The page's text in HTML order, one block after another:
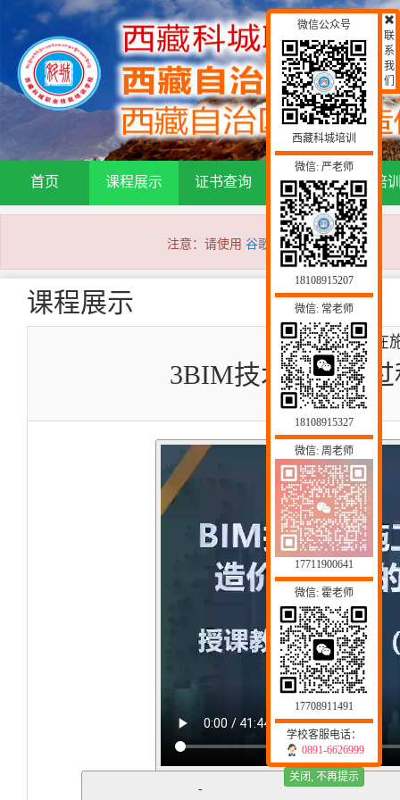
首页 课程展示 证书查询 通知公告 培
注意：请使用 谷歌浏览器访问本网站！
课程展示
BIM技术在
3BIM技术在施工
-
微信公众号
西藏科城培训
微信: 严老师
18108915207
微信: 常老师
18108915327
微信: 周老师
17711900641
微信: 霍老师
17708911491
学校客服电话：
0891-6626999
联
系
我
们
关闭, 不再提示